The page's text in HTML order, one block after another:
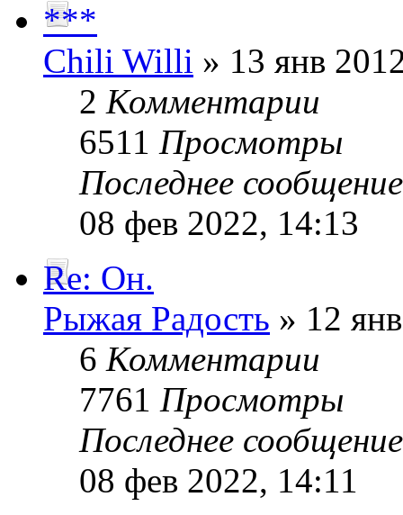
***
Chili Willi » 13 янв
2 Комментарии
6511 Просмотры
Последнее
08 фев 2022, 14:13
Re: Он.
Рыжая Радость » 12
6 Комментарии
7761 Просмотры
Последнее
08 фев 2022, 14:11